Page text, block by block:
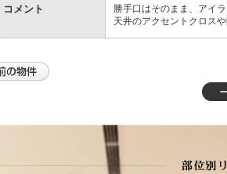
コメント
勝手口はそのまま、アイ
天井のアクセントクロス